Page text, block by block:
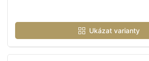
Ukázat varianty